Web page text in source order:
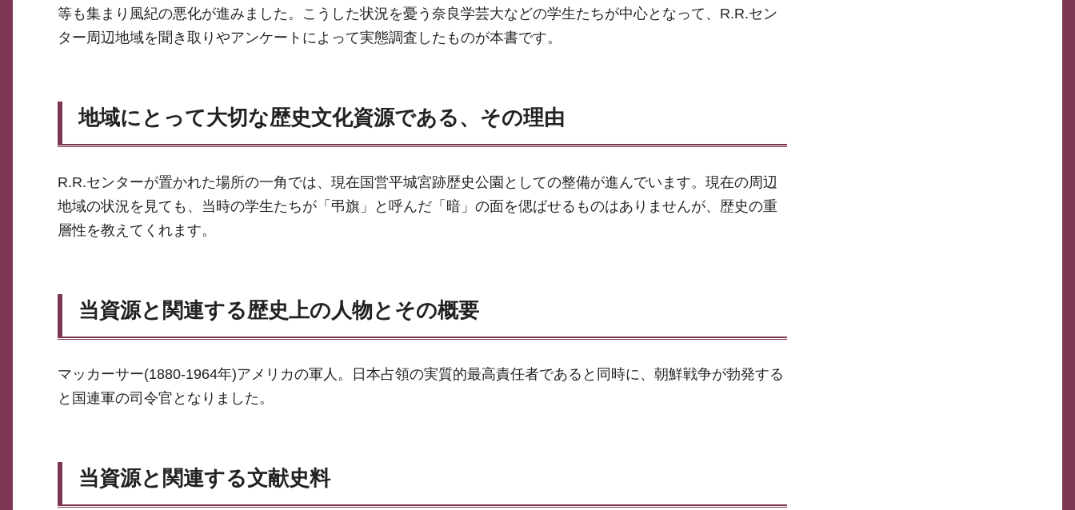
等も集まり風紀の悪化が進みました。こうした状況を憂う奈良学芸大などの学生たちが中心となって、R.R.セン
ター周辺地域を聞き取りやアンケートによって実態調査したものが本書です。
地域にとって大切な歴史文化資源である、その理由
R.R.センターが置かれた場所の一角では、現在国営平城宮跡歴史公園としての整備が進んでいます。現在の周辺
地域の状況を見ても、当時の学生たちが「弔旗」と呼んだ「暗」の面を偲ばせるものはありませんが、歴史の重
層性を教えてくれます。
当資源と関連する歴史上の人物とその概要
マッカーサー(1880-1964年)アメリカの軍人。日本占領の実質的最高責任者であると同時に、朝鮮戦争が勃発する
と国連軍の司令官となりました。
当資源と関連する文献史料